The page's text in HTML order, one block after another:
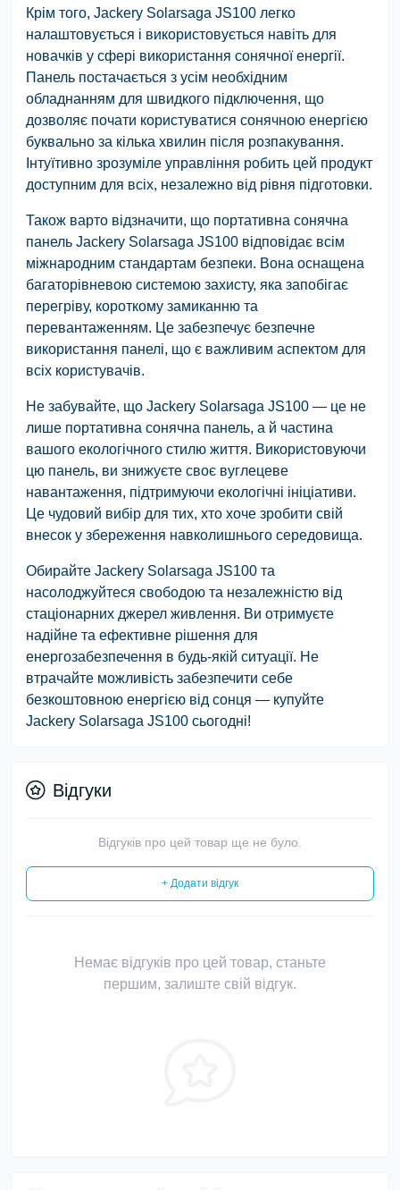
Крім того, Jackery Solarsaga JS100 легко
налаштовується і використовується навіть для
новачків у сфері використання сонячної енергії.
Панель постачається з усім необхідним
обладнанням для швидкого підключення, що
дозволяє почати користуватися сонячною енергією
буквально за кілька хвилин після розпакування.
Інтуїтивно зрозуміле управління робить цей продукт
доступним для всіх, незалежно від рівня підготовки.
Також варто відзначити, що портативна сонячна
панель Jackery Solarsaga JS100 відповідає всім
міжнародним стандартам безпеки. Вона оснащена
багаторівневою системою захисту, яка запобігає
перегріву, короткому замиканню та
перевантаженням. Це забезпечує безпечне
використання панелі, що є важливим аспектом для
всіх користувачів.
Не забувайте, що Jackery Solarsaga JS100 — це не
лише портативна сонячна панель, а й частина
вашого екологічного стилю життя. Використовуючи
цю панель, ви знижуєте своє вуглецеве
навантаження, підтримуючи екологічні ініціативи.
Це чудовий вибір для тих, хто хоче зробити свій
внесок у збереження навколишнього середовища.
Обирайте Jackery Solarsaga JS100 та
насолоджуйтеся свободою та незалежністю від
стаціонарних джерел живлення. Ви отримуєте
надійне та ефективне рішення для
енергозабезпечення в будь-якій ситуації. Не
втрачайте можливість забезпечити себе
безкоштовною енергією від сонця — купуйте
Jackery Solarsaga JS100 сьогодні!
Відгуки
Відгуків про цей товар ще не було.
+ Додати відгук
Немає відгуків про цей товар, станьте
першим, залиште свій відгук.